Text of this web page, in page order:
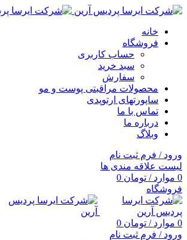
خانه
فروشگاه
حساب کاربری
سبد خرید
سفارش
محصولات مراقبتی پوست و مو
ساپورتهای ارتوپدی
تماس با ما
درباره ما
وبلاگ
ورود / فرم ثبت نام
لیست علاقه مندی ها
0 موارد / تومان
فروشگاه
0 موارد / تومان
ورود / فرم ثبت نام